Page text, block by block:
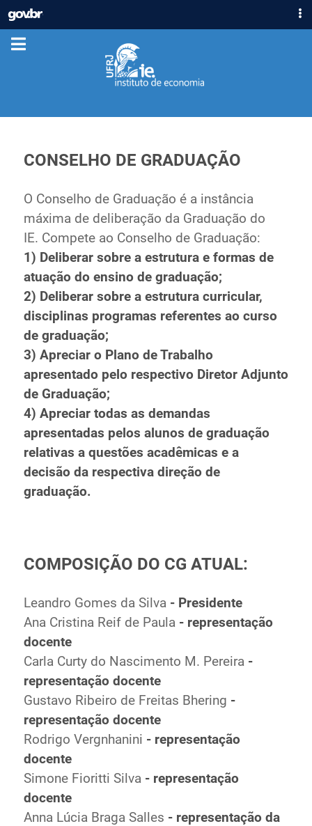
GOVBR
ACESSO À INFORMAÇÃO
Ministério da Defesa
Ministério da Infraestrutura
Ministério da Agricultura, Pecuária e Abastecimento
Ministério da Educação
Ministério da Cidadania
Ministério da Saúde
Ministério de Minas e Energia
Ministério da Ciência, Tecnologia, Inovações e
Comunicações
Ministério do Meio Ambiente
Ministério do Turismo
Ministério do Desenvolvimento Regional
Controladoria-Geral da União
Ministério da Mulher, da Família e dos Direitos Humanos
Secretaria-Geral
Secretaria de Governo
Banco Central do Brasil
CONSELHO DE GRADUAÇÃO
O Conselho de Graduação é a instância
máxima de deliberação da Graduação do
IE. Compete ao Conselho de Graduação:
1) Deliberar sobre a estrutura e formas de
atuação do ensino de graduação;
2) Deliberar sobre a estrutura curricular,
disciplinas programas referentes ao curso
de graduação;
3) Apreciar o Plano de Trabalho
apresentado pelo respectivo Diretor Adjunto
de Graduação;
4) Apreciar todas as demandas
apresentadas pelos alunos de graduação
relativas a questões acadêmicas e a
decisão da respectiva direção de
graduação.
COMPOSIÇÃO DO CG ATUAL:
Leandro Gomes da Silva - Presidente
Ana Cristina Reif de Paula - representação
docente
Carla Curty do Nascimento M. Pereira-
representação docente
Gustavo Ribeiro de Freitas Bhering -
representação docente
Rodrigo Vergnhanini - representação
docente
Simone Fioritti Silva - representação
docente
Anna Lúcia Braga Salles - representação da